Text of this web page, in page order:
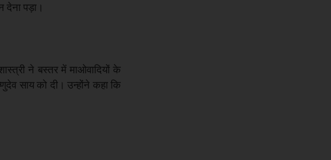
देना पड़ा।
ने बस्तर में माओवादियों के
साय को दी। उन्होंने कहा कि